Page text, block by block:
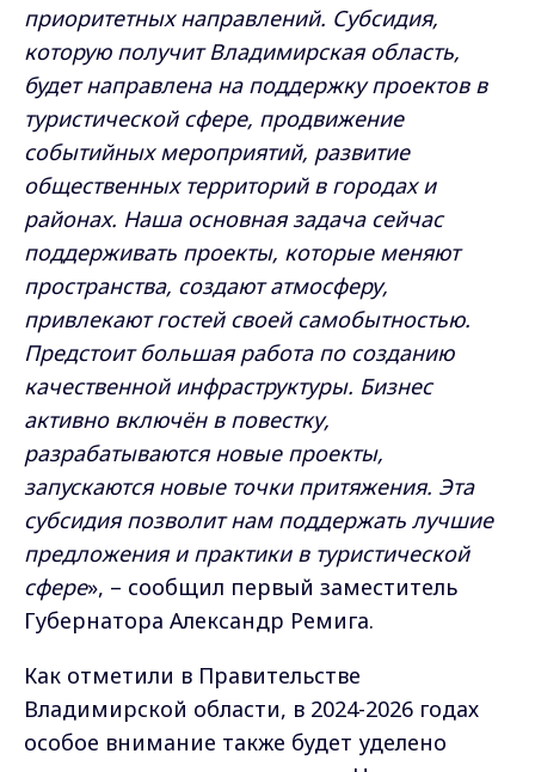
приоритетных направлений. Субсидия,
которую получит Владимирская область,
будет направлена на поддержку проектов в
туристической сфере, продвижение
событийных мероприятий, развитие
общественных территорий в городах и
районах. Наша основная задача сейчас
поддерживать проекты, которые меняют
пространства, создают атмосферу,
привлекают гостей своей самобытностью.
Предстоит большая работа по созданию
качественной инфраструктуры. Бизнес
активно включён в повестку,
разрабатываются новые проекты,
запускаются новые точки притяжения. Эта
субсидия позволит нам поддержать лучшие
предложения и практики в туристической
сфере», – сообщил первый заместитель
Губернатора Александр Ремига.
Как отметили в Правительстве
Владимирской области, в 2024-2026 годах
особое внимание также будет уделено